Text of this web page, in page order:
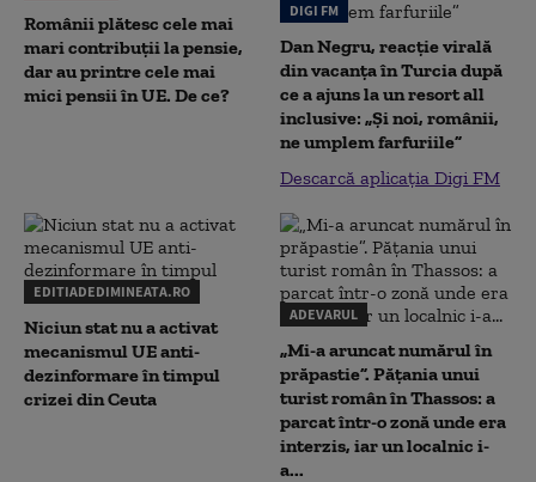
Românii plătesc cele mai
mari contribuții la pensie,
dar au printre cele mai
mici pensii în UE. De ce?
DIGI FM
Dan Negru, reacție virală
din vacanța în Turcia după
ce a ajuns la un resort all
inclusive: „Și noi, românii,
ne umplem farfuriile”
Descarcă aplicația Digi FM
EDITIADEDIMINEATA.RO
Niciun stat nu a activat
mecanismul UE anti-
dezinformare în timpul
crizei din Ceuta
ADEVARUL
„Mi-a aruncat numărul în
prăpastie”. Pățania unui
turist român în Thassos: a
parcat într-o zonă unde era
interzis, iar un localnic i-
a...